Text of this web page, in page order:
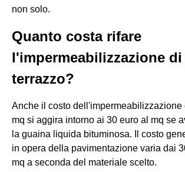
non solo.
Quanto costa rifare
l'impermeabilizzazione
terrazzo?
Anche il costo dell'impermeabilizzazione
mq si aggira intorno ai 30 euro al mq se
la guaina liquida bituminosa. Il costo
in opera della pavimentazione varia dai
mq a seconda del materiale scelto.